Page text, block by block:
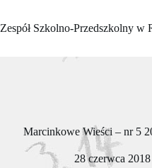
treści
Zespół Szkolno-Przedszkolny w
Marcinkowe Wieści – nr 5
28 czerwca 2018